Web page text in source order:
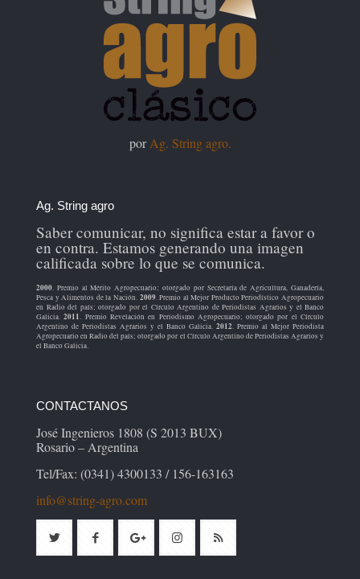
porAg. String agro.
Ag. String agro
Saber comunicar, no significa estar a favor o
en contra. Estamos generando una imagen
calificada sobre lo que se comunica.
2000. Premio al Mérito Agropecuario; otorgado por Secretaría de Agricultura, Ganadería,
Pesca y Alimentos de la Nación. 2009. Premio al Mejor Producto Periodístico Agropecuario
en Radio del país; otorgado por el Círculo Argentino de Periodistas Agrarios y el Banco
Galicia.2011. Premio Revelación en Periodismo Agropecuario; otorgado por el Círculo
Argentino de Periodistas Agrarios y el Banco Galicia. 2012. Premio al Mejor Periodista
Agropecuario en Radio del país; otorgado por el Círculo Argentino de Periodistas Agrarios y
el Banco Galicia.
CONTACTANOS
José Ingenieros 1808 (S 2013 BUX)
Rosario – Argentina
Tel/Fax: (0341) 4300133 / 156-163163
info@string-agro.com